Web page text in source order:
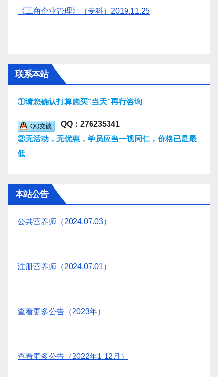
《工商企业管理》（专科）2019.11.25
联系本站
①请您确认打算购买“当天”再行咨询
QQ：276235341
②无活动，无优惠，学员应当一视同仁，价格已是最
低
本站公告
公共营养师（2024.07.03）
注册营养师（2024.07.01）
查看更多公告（2023年）
查看更多公告（2022年1-12月）